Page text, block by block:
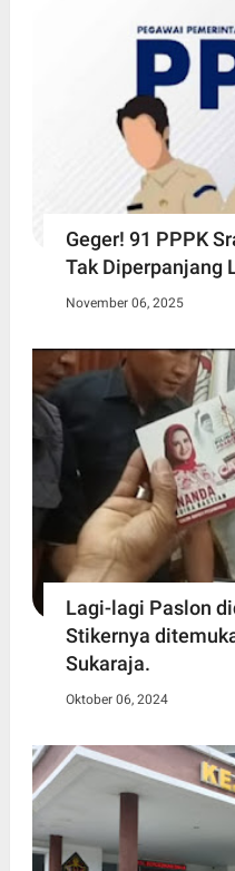
Geger! 91 PPPK
Tak Diperpanjang
November 06, 2025
Lagi-lagi Paslon
Stikernya
Sukaraja.
Oktober 06, 2024